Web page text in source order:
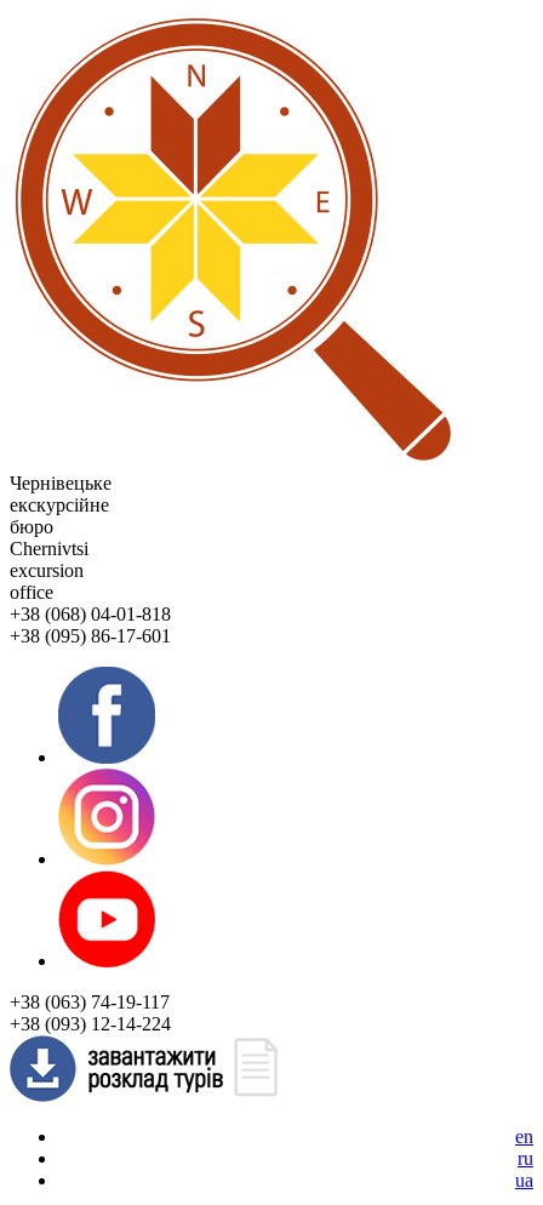
Чернівецьке
екскурсійне
бюро
Chernivtsi
excursion
office
+38 (068) 04-01-818
+38 (095) 86-17-601
+38 (063) 74-19-117
+38 (093) 12-14-224
en
ru
ua